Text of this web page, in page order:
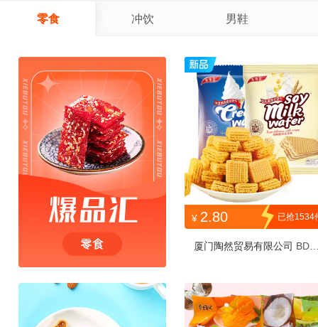
零食 冲饮 男鞋
¥ 2.80 已抢1534
厦门陶然贸易有限公司